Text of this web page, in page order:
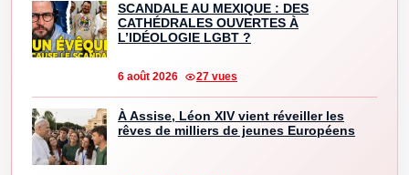
SCANDALE AU MEXIQUE : DES
CATHÉDRALES OUVERTES À
L’IDÉOLOGIE LGBT ?
6 août 2026 27 vues
À Assise, Léon XIV vient réveiller les
rêves de milliers de jeunes Européens